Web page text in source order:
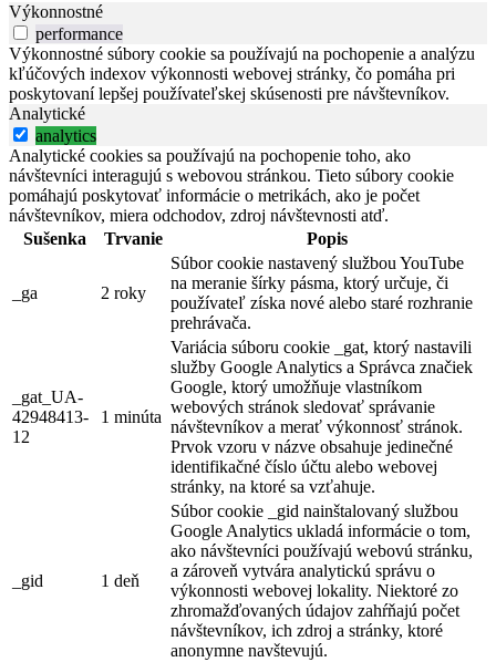
Výkonnostné
performance
Výkonnostné súbory cookie sa používajú na pochopenie a analýzu
kľúčových indexov výkonnosti webovej stránky, čo pomáha pri
poskytovaní lepšej používateľskej skúsenosti pre návštevníkov.
Analytické
analytics
Analytické cookies sa používajú na pochopenie toho, ako
návštevníci interagujú s webovou stránkou. Tieto súbory cookie
pomáhajú poskytovať informácie o metrikách, ako je počet
návštevníkov, miera odchodov, zdroj návštevnosti atď.
Sušenka
Trvanie Popis
_ga 2 roky
Súbor cookie nastavený službou YouTube
na meranie šírky pásma, ktorý určuje, či
používateľ získa nové alebo staré rozhranie
prehrávača.
_gat_UA-
42948413-
12
1 minúta
Variácia súboru cookie _gat, ktorý nastavili
služby Google Analytics a Správca značiek
Google, ktorý umožňuje vlastníkom
webových stránok sledovať správanie
návštevníkov a merať výkonnosť stránok.
Prvok vzoru v názve obsahuje jedinečné
identifikačné číslo účtu alebo webovej
stránky, na ktoré sa vzťahuje.
_gid 1 deň
Súbor cookie _gid nainštalovaný službou
Google Analytics ukladá informácie o tom,
ako návštevníci používajú webovú stránku,
a zároveň vytvára analytickú správu o
výkonnosti webovej lokality. Niektoré zo
zhromažďovaných údajov zahŕňajú počet
návštevníkov, ich zdroj a stránky, ktoré
anonymne navštevujú.